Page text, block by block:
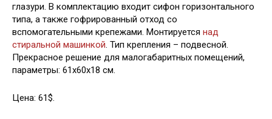
глазури. В комплектацию входит сифон горизонтального
типа, а также гофрированный отход со
вспомогательными крепежами. Монтируется над
стиральной машинкой. Тип крепления – подвесной.
Прекрасное решение для малогабаритных помещений,
параметры: 61х60х18 см.
Цена: 61$.